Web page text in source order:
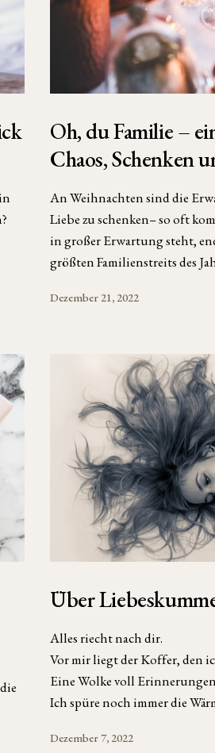
Oh, du Familie –
Chaos, Schenken
An Weihnachten sind die
Liebe zu schenken– so oft
in großer Erwartung steht,
größten Familienstreits des
Dezember 21, 2022
Über
Alles riecht nach dir.
Vor mir liegt der Koffer, den
Eine Wolke voll
Ich spüre noch immer die
Dezember 7, 2022